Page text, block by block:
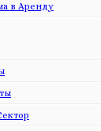
в Аренду